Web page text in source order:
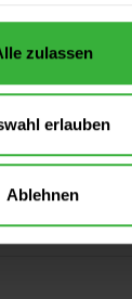
zulassen
erlauben
Ablehnen
mehr
lesen...mehr